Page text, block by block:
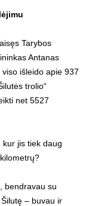
Tarybos
Antanas
išleido apie 937
trolio“
net 5527
kur jis tiek daug
bendravau su
– buvau ir